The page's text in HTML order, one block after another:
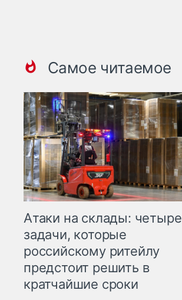
Самое читаемое
Атаки на склады: четыре
задачи, которые
российскому ритейлу
предстоит решить в
кратчайшие сроки